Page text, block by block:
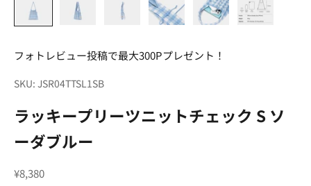
フォトレビュー投稿で最大300Pプレゼント！
SKU: JSR04TTSL1SB
ラッキープリーツニットチェック S ソ
ーダブルー
セール価格
¥8,380